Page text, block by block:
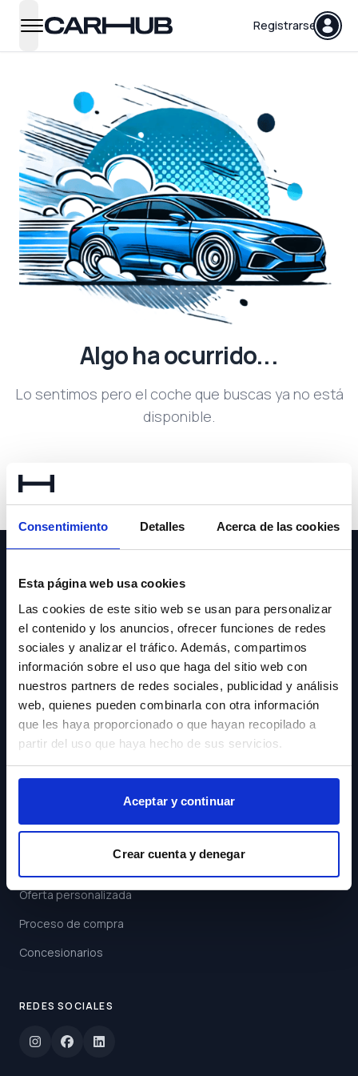
Consentimiento Detalles Acerca de las cookies
Esta página web usa cookies
Las cookies de este sitio web se usan para personalizar
el contenido y los anuncios, ofrecer funciones de redes
sociales y analizar el tráfico. Además, compartimos
información sobre el uso que haga del sitio web con
nuestros partners de redes sociales, publicidad y análisis
web, quienes pueden combinarla con otra información
que les haya proporcionado o que hayan recopilado a
partir del uso que haya hecho de sus servicios.
Aceptar y continuar
Crear cuenta y denegar
open navigation menu
Carhub Registrarse
Algo ha ocurrido...
Lo sentimos pero el coche que buscas ya no está
disponible.
NEWSLETTER
Suscríbete y recibe las últimas novedades y ofertas.
Acepto los
Términos y
Condiciones
Suscribirse
ENLACES
Oferta personalizada
Proceso de compra
Concesionarios
REDES SOCIALES